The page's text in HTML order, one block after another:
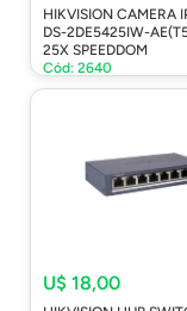
HIKVISION CAMERA
DS-2DE5425IW-
25X SPEEDDOM
Cód: 2640
U$ 18,00